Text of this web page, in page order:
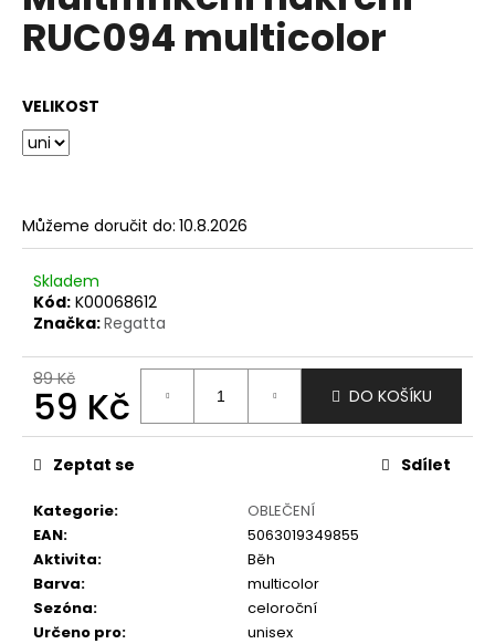
0,0
RUC094 multicolor
VELIKOST
Můžeme doručit do: 10.8.2026
Skladem
Kód: K00068612
Značka:Regatta
89 Kč
59 Kč
Měrná
cena:
DO KOŠÍKU
Kategorie:
OBLEČENÍ
EAN:
5063019349855
Aktivita:
Běh
Barva:
multicolor
Sezóna:
celoroční
Určeno pro: unisex
Zeptat se Sdílet
a
j
t
?
HLEDAT
D
o
p
u
č
u
e
m
e